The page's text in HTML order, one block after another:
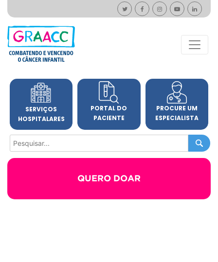
SERVIÇOS
HOSPITALARES
PORTAL DO
PACIENTE
PROCURE UM
ESPECIALISTA
QUERO DOAR